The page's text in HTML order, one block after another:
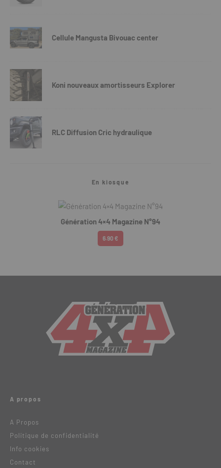
Cellule Mangusta Bivouac center
Koni nouveaux amortisseurs Explorer
RLC Diffusion Cric hydraulique
En kiosque
Génération 4×4 Magazine N°94
6.90 €
A propos
A Propos
Politique de confidentialité
Info cookies
Contact